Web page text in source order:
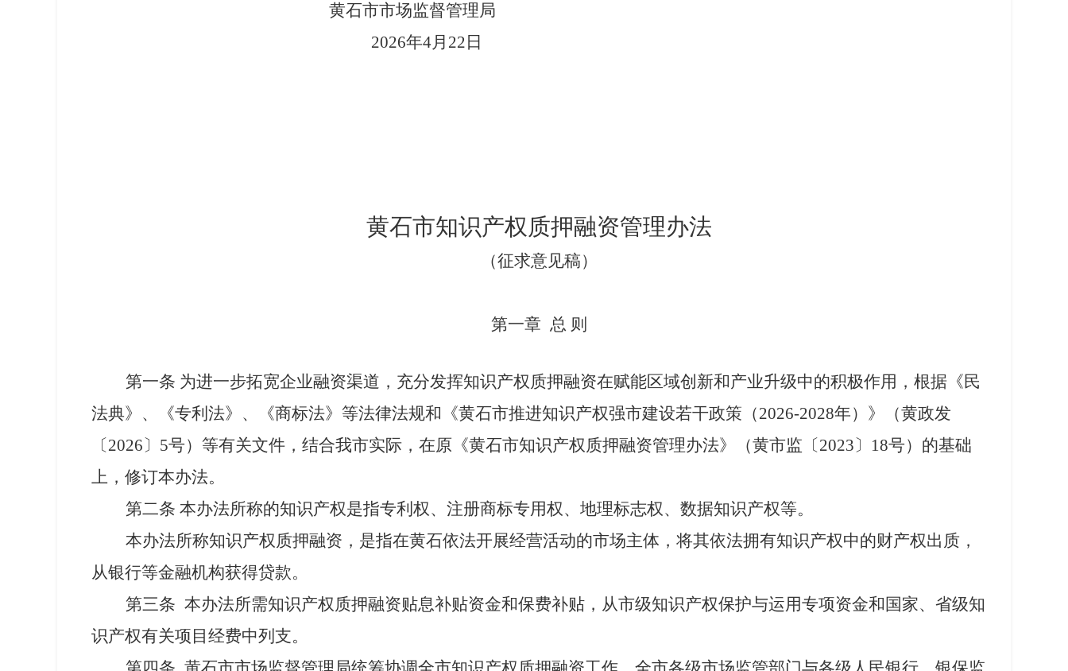
黄石市市场监督管理局
2026年4月 22 日
黄石市知识产权质押融资管理办法
（征求意见稿）
第一章 总 则
第一条 为进一步拓宽企业融资渠道，充分发挥知识产权质押融资在赋能区域创新和产业升级中的积极作用，根据《民
法典》、《专利法》、《商标法》等法律法规和《黄石市推进知识产权强市建设若干政策（2026-2028年）》（黄政发
〔2026〕5号）等有关文件，结合我市实际，在原《黄石市知识产权质押融资管理办法》（黄市监〔2023〕18号）的基础
上，修订本办法。
第二条 本办法所称的知识产权是指专利权、注册商标专用权、地理标志权、数据知识产权等。
本办法所称知识产权质押融资，是指在黄石依法开展经营活动的市场主体 ，将其依法拥有知识产权中的财产权出质，
从银行等金融机构获得贷款。
第三条 本办法所需知识产权质押融资贴息补贴资金和保费补贴，从市级知识产权保护与运用专项资金和国家、省级知
识产权有关项目经费中列支。